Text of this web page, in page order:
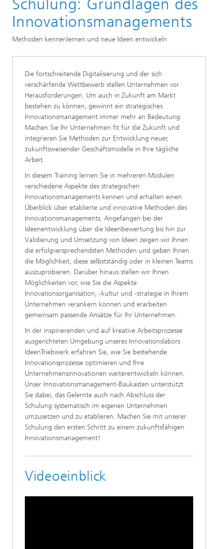
Weiterbildung Innovationsmanagement
Schulung: Grundlagen des
Innovationsmanagements
Methoden kennenlernen und neue Ideen entwickeln
Die fortschreitende Digitalisierung und der sich
verschärfende Wettbewerb stellen Unternehmen vor
Herausforderungen. Um auch in Zukunft am Markt
bestehen zu können, gewinnt ein strategisches
Innovationsmanagement immer mehr an Bedeutung.
Machen Sie Ihr Unternehmen fit für die Zukunft und
integrieren Sie Methoden zur Entwicklung neuer,
zukunftsweisender Geschäftsmodelle in Ihre tägliche
Arbeit.
In diesem Training lernen Sie in mehreren Modulen
verschiedene Aspekte des strategischen
Innovationsmanagements kennen und erhalten einen
Überblick über etablierte und innovative Methoden des
Innovationsmanagements. Angefangen bei der
Ideenentwicklung über die Ideenbewertung bis hin zur
Validierung und Umsetzung von Ideen zeigen wir Ihnen
die erfolgversprechendsten Methoden und geben Ihnen
die Möglichkeit, diese selbstständig oder in kleinen Teams
auszuprobieren. Darüber hinaus stellen wir Ihnen
Möglichkeiten vor, wie Sie die Aspekte
Innovationsorganisation, -kultur und -strategie in Ihrem
Unternehmen verankern können und erarbeiten
gemeinsam passende Ansätze für Ihr Unternehmen.
In der inspirierenden und auf kreative Arbeitsprozesse
ausgerichteten Umgebung unseres Innovationslabors
IdeenTriebwerk erfahren Sie, wie Sie bestehende
Innovationsprozesse optimieren und Ihre
Unternehmensinnovationen weiterentwickeln können.
Unser Innovationsmanagement-Baukasten unterstützt
Sie dabei, das Gelernte auch nach Abschluss der
Schulung systematisch im eigenen Unternehmen
umzusetzen und zu etablieren. Machen Sie mit unserer
Schulung den ersten Schritt zu einem zukunftsfähigen
Innovationsmanagement!
Videoeinblick